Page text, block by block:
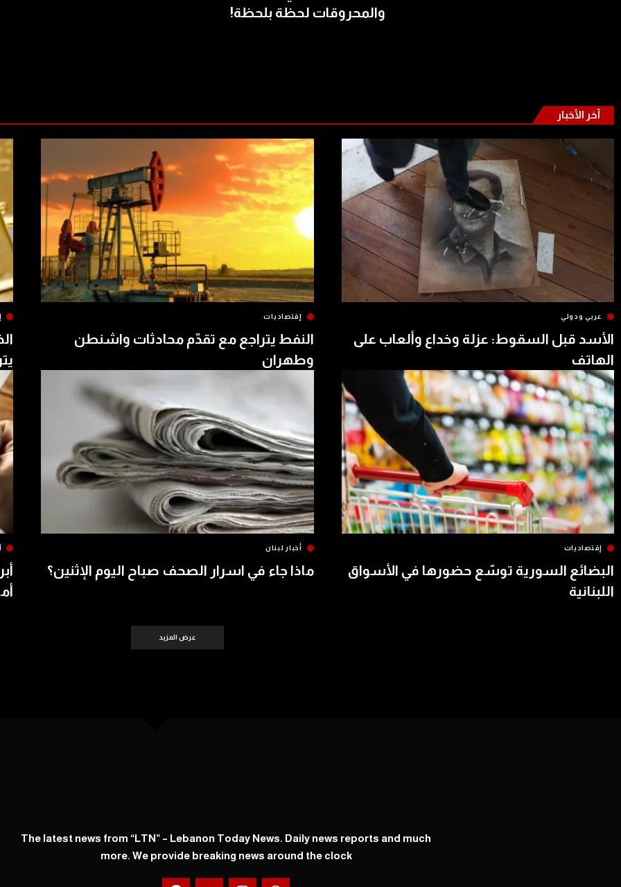
والمحروقات لحظة بلحظة!
آخر الأخبار
عربي ودولي
الأسد قبل السقوط: عزلة وخداع وألعاب على
الهاتف
إقتصاديات
النفط يتراجع مع تقدّم محادثات واشنطن
وطهران
إقتصاديات
البضائع السورية توسّع حضورها في الأسواق
اللبنانية
أخبار لبنان
ماذا جاء في اسرار الصحف صباح اليوم الإثنين؟
عرض المزيد
The latest news from “LTN” – Lebanon Today News. Daily news reports and much
more. We provide breaking news around the clock